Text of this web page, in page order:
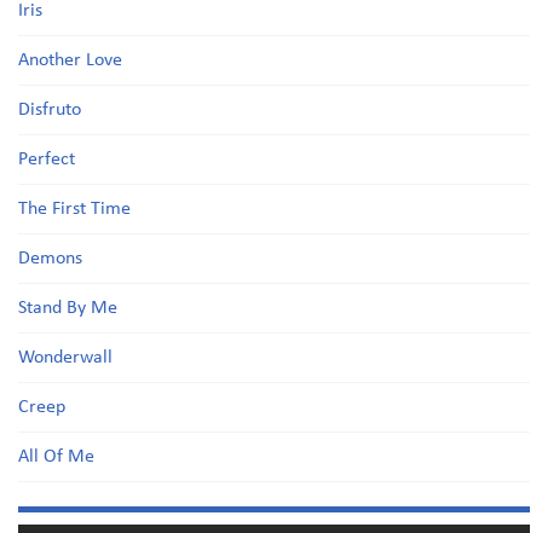
Iris
Another Love
Disfruto
Perfect
The First Time
Demons
Stand By Me
Wonderwall
Creep
All Of Me